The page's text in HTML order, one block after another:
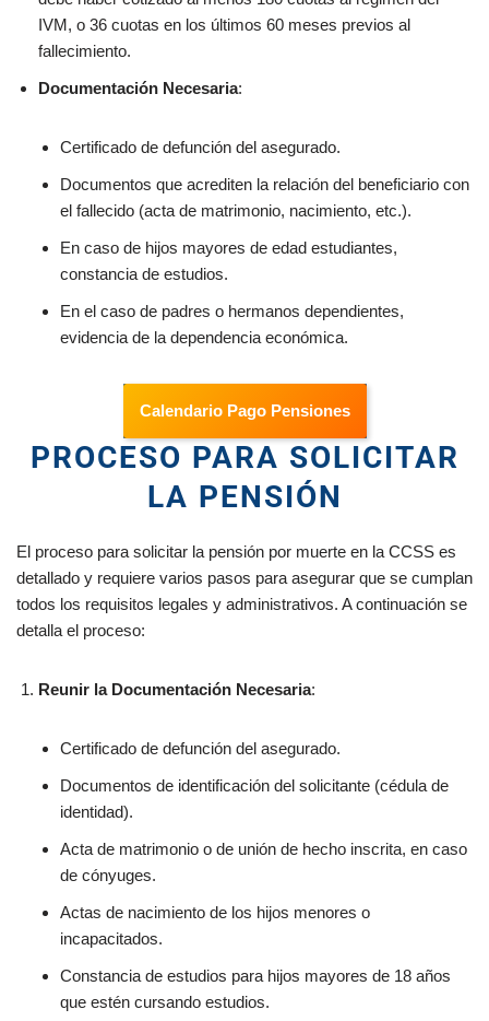
IVM, o 36 cuotas en los últimos 60 meses previos al
fallecimiento.
Documentación Necesaria:
Certificado de defunción del asegurado.
Documentos que acrediten la relación del beneficiario con
el fallecido (acta de matrimonio, nacimiento, etc.).
En caso de hijos mayores de edad estudiantes,
constancia de estudios.
En el caso de padres o hermanos dependientes,
evidencia de la dependencia económica.
Calendario Pago Pensiones
PROCESO PARA SOLICITAR
LA PENSIÓN
El proceso para solicitar la pensión por muerte en la CCSS es
detallado y requiere varios pasos para asegurar que se cumplan
todos los requisitos legales y administrativos. A continuación se
detalla el proceso:
Reunir la Documentación Necesaria:
Certificado de defunción del asegurado.
Documentos de identificación del solicitante (cédula de
identidad).
Acta de matrimonio o de unión de hecho inscrita, en caso
de cónyuges.
Actas de nacimiento de los hijos menores o
incapacitados.
Constancia de estudios para hijos mayores de 18 años
que estén cursando estudios.